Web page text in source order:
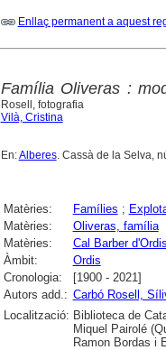
Enllaç permanent a aquest
Família Oliveras :
Rosell, fotografia
Vilà, Cristina
En:Alberes. Cassà de la Selva,
Matèries: Famílies ;
Matèries:
Oliveras, família
Matèries:
Cal Barber d'Ordis
Àmbit:
Ordis
Cronologia:
[1900 - 2021]
Autors add.: Carbó Rosell,
Localització: Biblioteca de
Miquel Pairolé
Ramon Bordas i